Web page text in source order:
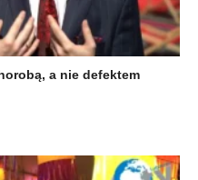
a nie defektem